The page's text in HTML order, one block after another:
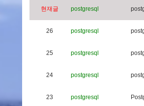
현재글 postgresql post
26 postgresql post
25 postgresql post
24 postgresql post
23 postgresql Post